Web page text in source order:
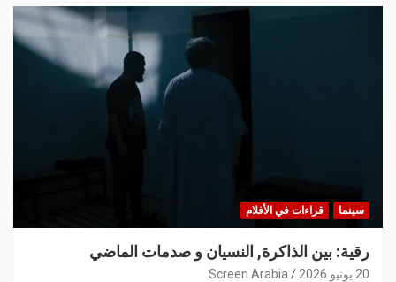
سينما قراءات في الأفلام
رقية: بين الذاكرة, النسيان و صدمات الماضي
20 يونيو 2026 Screen Arabia